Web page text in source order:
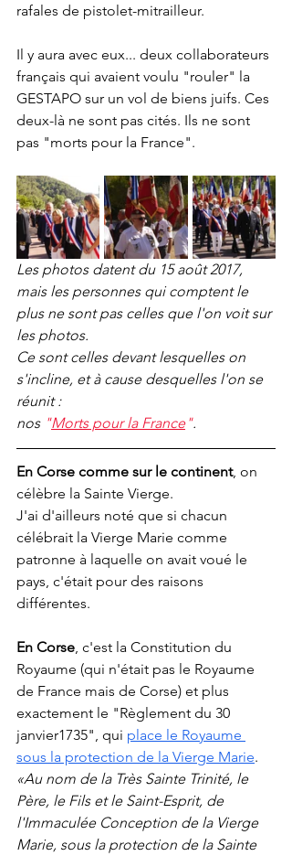
rafales de pistolet-mitrailleur.
Il y aura avec eux... deux collaborateurs
français qui avaient voulu "rouler" la
GESTAPO sur un vol de biens juifs. Ces
deux-là ne sont pas cités. Ils ne sont
pas "morts pour la France".
Les photos datent du 15 août 2017,
mais les personnes qui comptent le
plus ne sont pas celles que l'on voit sur
les photos.
Ce sont celles devant lesquelles on
s'incline, et à cause desquelles l'on se
réunit :
nos "Morts pour la France".
En Corse comme sur le continent, on
célèbre la Sainte Vierge.
J'ai d'ailleurs noté que si chacun
célébrait la Vierge Marie comme
patronne à laquelle on avait voué le
pays, c'était pour des raisons
différentes.
En Corse, c'est la Constitution du
Royaume (qui n'était pas le Royaume
de France mais de Corse) et plus
exactement le "Règlement du 30
janvier1735", qui place le Royaume
sous la protection de la Vierge Marie.
«Au nom de la Très Sainte Trinité, le
Père, le Fils et le Saint-Esprit, de
l'Immaculée Conception de la Vierge
Marie, sous la protection de la Sainte